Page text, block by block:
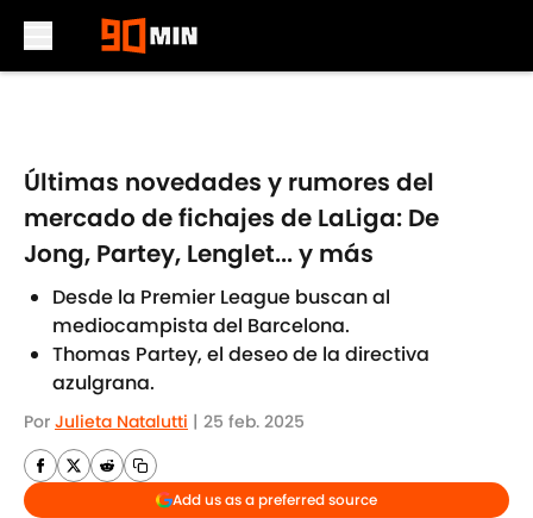
Últimas novedades y rumores del
mercado de fichajes de LaLiga: De
Jong, Partey, Lenglet... y más
Desde la Premier League buscan al
mediocampista del Barcelona.
Thomas Partey, el deseo de la directiva
azulgrana.
Por Julieta Natalutti | 25 feb. 2025
Add us as a preferred source